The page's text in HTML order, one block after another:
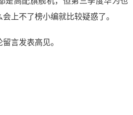
上不了榜小编就比较疑惑了。
言发表高见。